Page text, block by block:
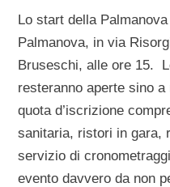
Lo start della
Palmanova, in via
Bruseschi, alle ore 15.
resteranno aperte sino
quota d’iscrizione
sanitaria, ristori in gara,
servizio di
evento davvero da non